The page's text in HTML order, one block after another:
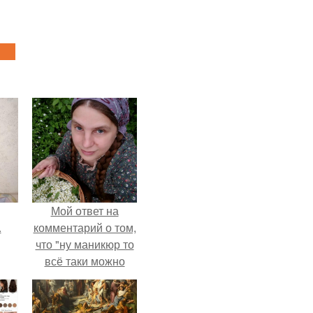
Мой ответ на
комментарий о том,
что "ну маникюр то
всё таки можно
было бы сделать.